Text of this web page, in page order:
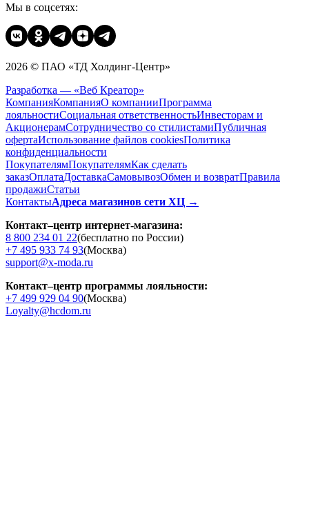
Мы в соцсетях:
2026 © ПАО «ТД Холдинг-Центр»
Разработка — «Веб Креатор»
КомпанияКомпанияО компанииПрограмма
лояльностиСоциальная ответственностьИнвесторам и
АкционерамСотрудничество со стилистамиПубличная
офертаИспользование файлов cookiesПолитика
конфиденциальности
ПокупателямПокупателямКак сделать
заказОплатаДоставкаCамовывозОбмен и возвратПравила
продажиСтатьи
КонтактыАдреса магазинов сети ХЦ →
Контакт–центр интернет-магазина:
8 800 234 01 22(бесплатно по России)
+7 495 933 74 93(Москва)
support@x-moda.ru
Контакт–центр программы лояльности:
+7 499 929 04 90(Москва)
Loyalty@hcdom.ru